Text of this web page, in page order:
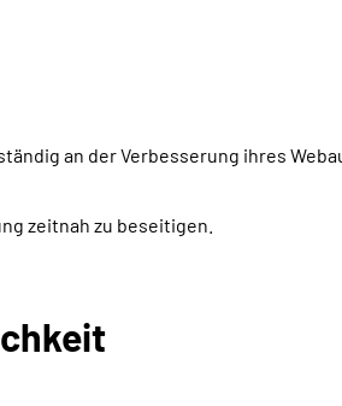
an der Verbesserung ihres
zeitnah zu beseitigen.